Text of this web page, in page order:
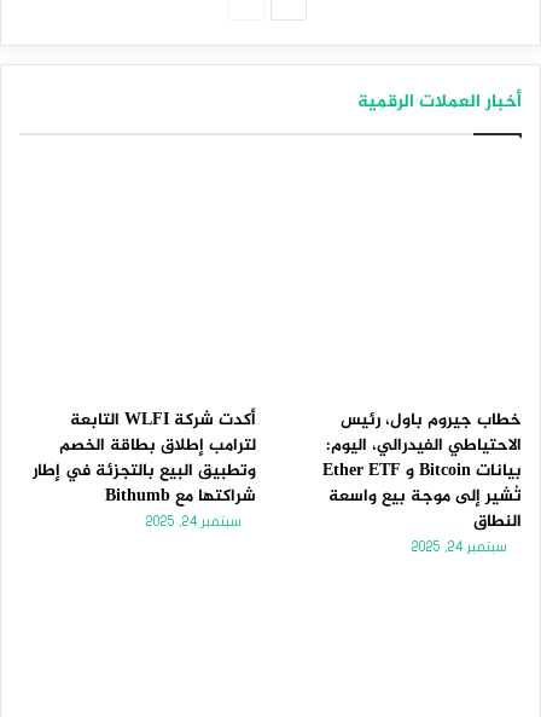
أخبار العملات الرقمية
خطاب جيروم باول، رئيس
الاحتياطي الفيدرالي، اليوم:
بيانات Bitcoin و Ether ETF
تُشير إلى موجة بيع واسعة
النطاق
سبتمبر 24, 2025
أكدت شركة WLFI التابعة
لترامب إطلاق بطاقة الخصم
وتطبيق البيع بالتجزئة في إطار
شراكتها مع Bithumb
سبتمبر 24, 2025